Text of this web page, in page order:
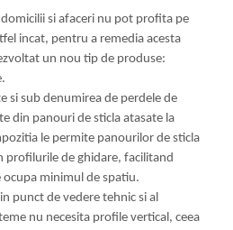
si afaceri nu pot profita pe
incat, pentru a remedia acesta
un nou tip de produse:
si sub denumirea de perdele de
din panouri de sticla atasate la
le permite panourilor de sticla
profilurile de ghidare, facilitand
minimul de spatiu.
punct de vedere tehnic si al
nu necesita profile vertical, ceea